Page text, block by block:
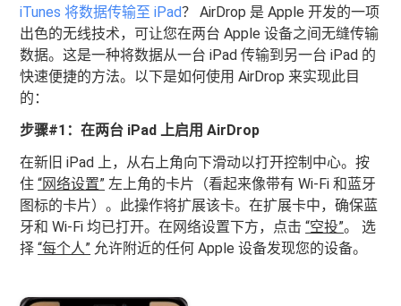
iTunes 将数据传输至 iPad？ AirDrop 是 Apple 开发的一项
出色的无线技术，可让您在两台 Apple 设备之间无缝传输
数据。这是一种将数据从一台 iPad 传输到另一台 iPad 的
快速便捷的方法。以下是如何使用 AirDrop 来实现此目
的：
步骤#1：在两台 iPad 上启用 AirDrop
在新旧 iPad 上，从右上角向下滑动以打开控制中心。按
住“网络设置” 左上角的卡片（看起来像带有 Wi-Fi 和蓝牙
图标的卡片）。此操作将扩展该卡。在扩展卡中，确保蓝
牙和 Wi-Fi 均已打开。在网络设置下方，点击“空投”。 选
择“每个人” 允许附近的任何 Apple 设备发现您的设备。